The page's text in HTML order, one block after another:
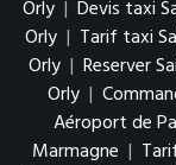
Orly | Devis taxi
Orly | Tarif taxi
Orly | Reserver
Orly |
Aéroport de
Marmagne |